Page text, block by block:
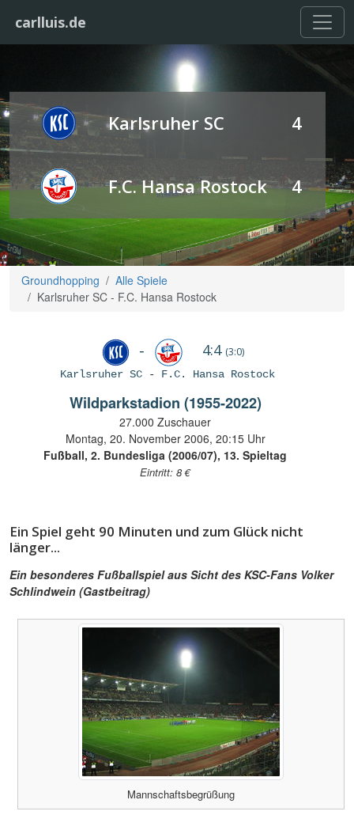
carlluis.de
Karlsruher SC 4
F.C. Hansa Rostock 4
Groundhopping
Alle Spiele
Karlsruher SC - F.C. Hansa Rostock
- 4:4 (3:0)
Karlsruher SC- F.C. Hansa Rostock
Wildparkstadion (1955-2022)
27.000 Zuschauer
Montag, 20. November 2006, 20:15 Uhr
Fußball, 2. Bundesliga (2006/07), 13. Spieltag
Eintritt: 8 €
Ein Spiel geht 90 Minuten und zum Glück nicht
länger...
Ein besonderes Fußballspiel aus Sicht des KSC-Fans Volker
Schlindwein (Gastbeitrag)
Mannschaftsbegrüßung